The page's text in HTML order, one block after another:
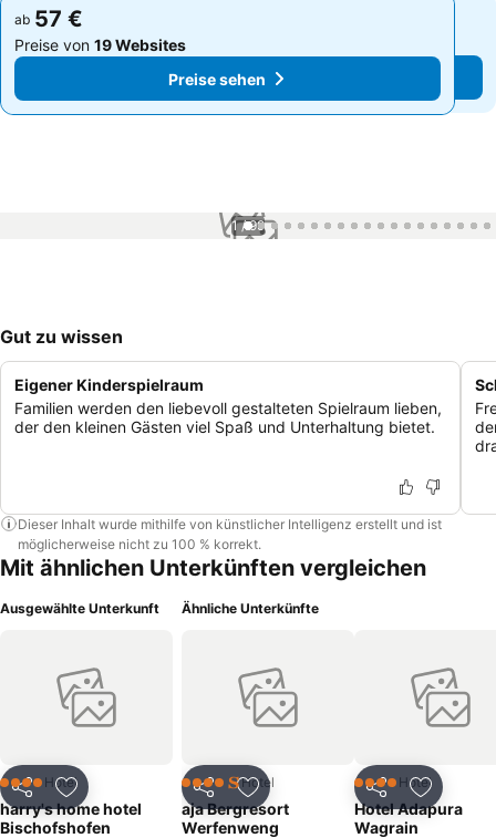
ab 57 €
Preise von 19 Websites
Preise sehen
ab 57 €
Preise von 19 Websites
Preise sehen
1 / 99
Gut zu wissen
Eigener Kinderspielraum
Familien werden den liebevoll gestalteten Spielraum lieben,
der den kleinen Gästen viel Spaß und Unterhaltung bietet.
Dieser Inhalt wurde mithilfe von künstlicher Intelligenz erstellt und ist
möglicherweise nicht zu 100 % korrekt.
Mit ähnlichen Unterkünften vergleichen
Ausgewählte Unterkunft
Teilen Zu Favoriten hinzufügen
4 SterneHotel
harry's home hotel
Bischofshofen
Ähnliche Unterkünfte
Teilen Zu Favoriten hinzufügen
4 Sterne Hotel
aja Bergresort
Werfenweng
Teilen Zu
4 SterneHotel
Hotel Adapura
Wagrain